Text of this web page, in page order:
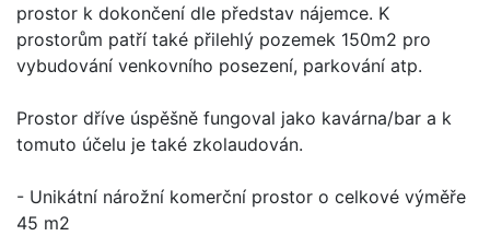
prostor k dokončení dle představ nájemce. K
prostorům patří také přilehlý pozemek 150m2 pro
vybudování venkovního posezení, parkování atp.
Prostor dříve úspěšně fungoval jako kavárna/bar a k
tomuto účelu je také zkolaudován.
- Unikátní nárožní komerční prostor o celkové výměře
45 m2